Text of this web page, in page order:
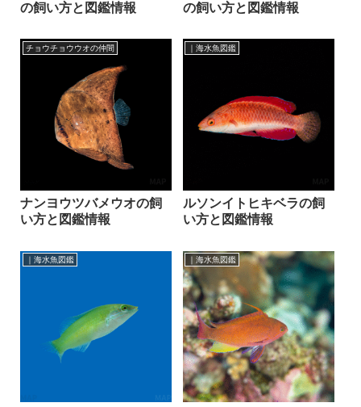
の飼い方と図鑑情報
の飼い方と図鑑情報
チョウチョウウオの仲間
ナンヨウツバメウオの飼
い方と図鑑情報
｜海水魚図鑑
ルソンイトヒキベラの飼
い方と図鑑情報
｜海水魚図鑑 ｜海水魚図鑑